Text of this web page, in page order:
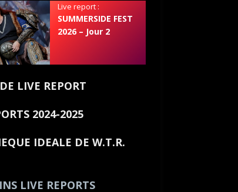
Live report :
SUMMERSIDE FEST
2026 – Jour 2
LIVE REPORT
2024-2025
IDEALE DE W.T.R.
LIVE REPORTS